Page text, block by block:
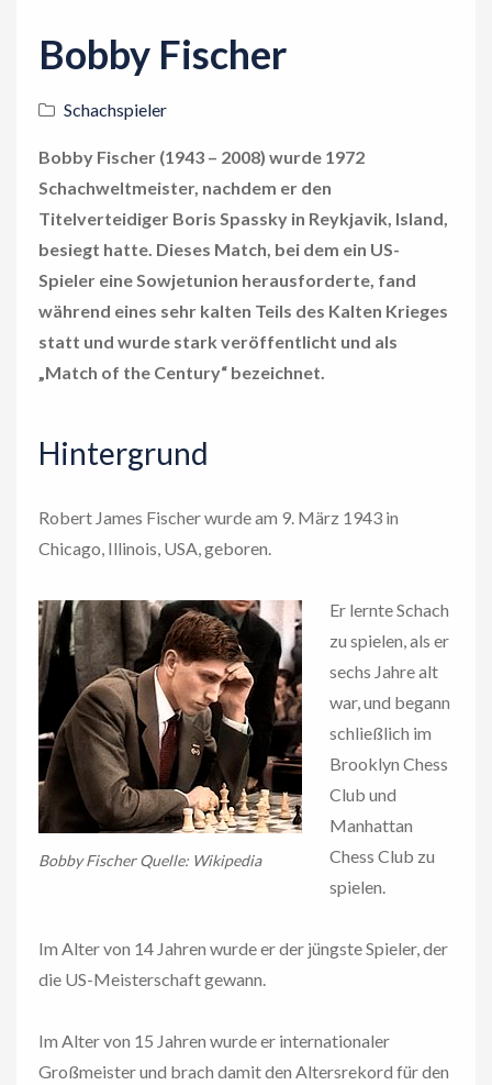
Bobby Fischer
Schachspieler
Bobby Fischer (1943 – 2008) wurde 1972
Schachweltmeister, nachdem er den
Titelverteidiger Boris Spassky in Reykjavik, Island,
besiegt hatte. Dieses Match, bei dem ein US-
Spieler eine Sowjetunion herausforderte, fand
während eines sehr kalten Teils des Kalten Krieges
statt und wurde stark veröffentlicht und als
„Match of the Century“ bezeichnet.
Hintergrund
Robert James Fischer wurde am 9. März 1943 in
Chicago, Illinois, USA, geboren.
Bobby Fischer Quelle: Wikipedia
Er lernte Schach
zu spielen, als er
sechs Jahre alt
war, und begann
schließlich im
Brooklyn Chess
Club und
Manhattan
Chess Club zu
spielen.
Im Alter von 14 Jahren wurde er der jüngste Spieler, der
die US-Meisterschaft gewann.
Im Alter von 15 Jahren wurde er internationaler
Großmeister und brach damit den Altersrekord für den